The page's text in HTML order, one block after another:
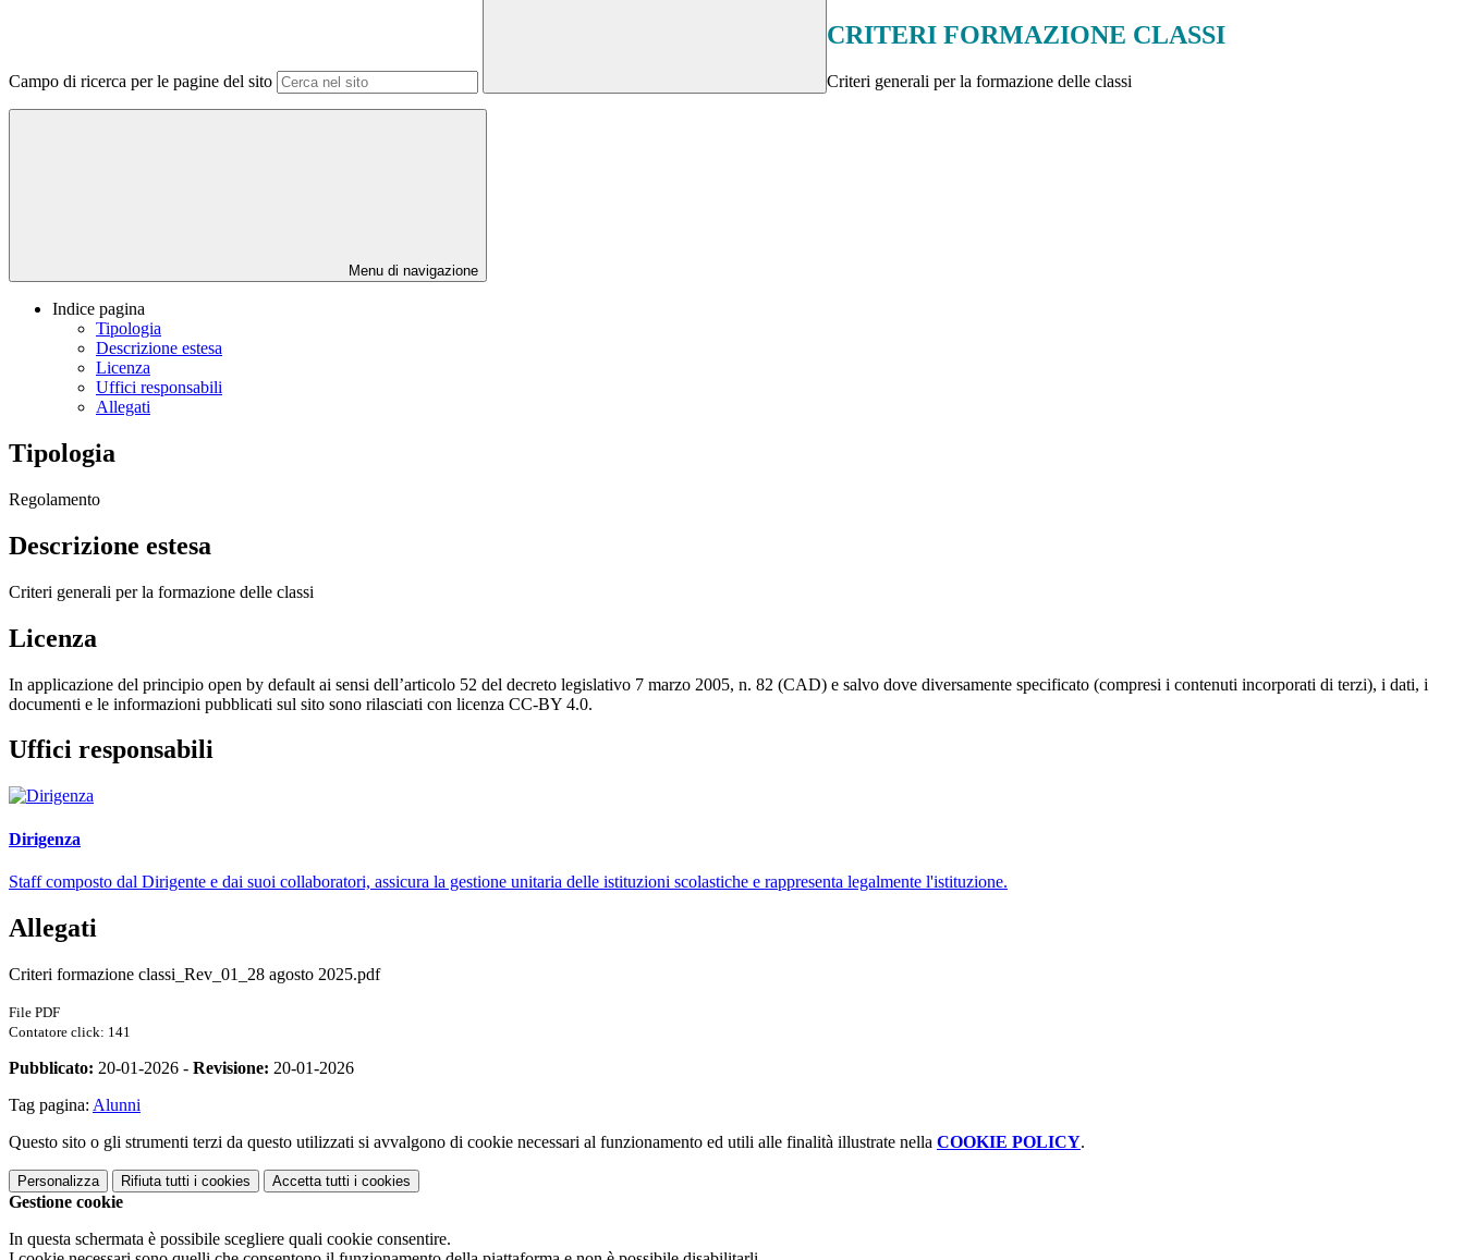
Campo di ricerca per le pagine del sito
CRITERI FORMAZIONE CLASSI
Criteri generali per la formazione delle classi
Menu di navigazione
Indice pagina
Tipologia
Descrizione estesa
Licenza
Uffici responsabili
Allegati
Tipologia
Regolamento
Descrizione estesa
Criteri generali per la formazione delle classi
Licenza
In applicazione del principio open by default ai sensi dell’articolo 52 del decreto legislativo 7 marzo 2005, n. 82 (CAD) e salvo dove diversamente specificato (compresi i contenuti incorporati di terzi), i dati, i
documenti e le informazioni pubblicati sul sito sono rilasciati con licenza CC-BY 4.0.
Uffici responsabili
Dirigenza
Staff composto dal Dirigente e dai suoi collaboratori, assicura la gestione unitaria delle istituzioni scolastiche e rappresenta legalmente l'istituzione.
Allegati
Criteri formazione classi_Rev_01_28 agosto 2025.pdf
File PDF
Contatore click: 141
Pubblicato: 20-01-2026 - Revisione: 20-01-2026
Tag pagina: Alunni
Questo sito o gli strumenti terzi da questo utilizzati si avvalgono di cookie necessari al funzionamento ed utili alle finalità illustrate nella COOKIE POLICY.
Personalizza Rifiuta tutti i cookies Accetta tutti i cookies
Gestione cookie
In questa schermata è possibile scegliere quali cookie consentire.